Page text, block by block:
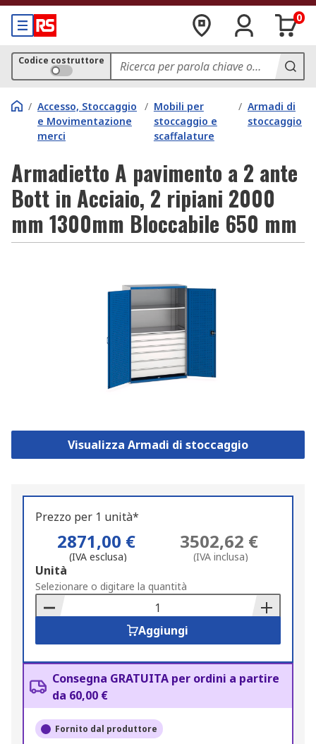
0
Codice costruttore
/ Accesso, Stoccaggio
e Movimentazione
merci
/ Mobili per
stoccaggio e
scaffalature
/ Armadi di
stoccaggio
Armadietto A pavimento a 2 ante
Bott in Acciaio, 2 ripiani 2000
mm 1300mm Bloccabile 650 mm
Visualizza Armadi di stoccaggio
Prezzo per 1 unità*
2871,00 €
(IVA esclusa)
3502,62 €
(IVA inclusa)
Add
to
Basket
Unità
Selezionare o digitare la quantità
Aggiungi
Consegna GRATUITA per ordini a partire
da 60,00 €
Fornito dal produttore